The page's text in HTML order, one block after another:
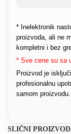
* Inelektronik
proizvoda, ali ne
kompletni i bez
* Sve cene su sa
Proizvod je
profesionalnu
samom proizvodu.
SLIČNI